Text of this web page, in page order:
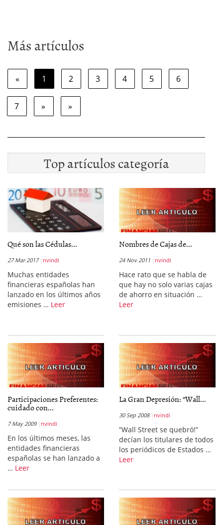
Más artículos
« 1 2 3 4 5 6
7 » »
Top artículos categoría
Qué son las Cédulas...
27 Mar 2017 nvindi
Muchas entidades
financieras españolas han
lanzado en los últimos años
emisiones … Leer
Nombres de Cajas de...
24 Nov 2011 nvindi
Hace rato que se habla de
que hay no solo varias cajas
de ahorro en situación …
Leer
Participaciones Preferentes:
cuidado con...
7 May 2009 nvindi
En los últimos meses, las
entidades financieras
españolas se han lanzado a
… Leer
La Gran Depresión: “Wall...
30 Sep 2008 nvindi
“Wall Street se quebró!”
decían los titulares de todos
los periódicos de Estados …
Leer